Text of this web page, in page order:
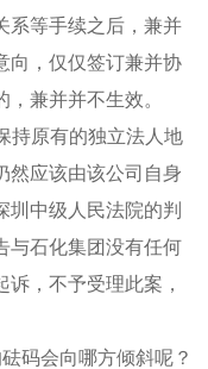
系等手续之后，兼并
向，仅仅签订兼并协
兼并并不生效。
持原有的独立法人地
然应该由该公司自身
圳中级人民法院的判
与石化集团没有任何
，不予受理此案，
码会向哪方倾斜呢？